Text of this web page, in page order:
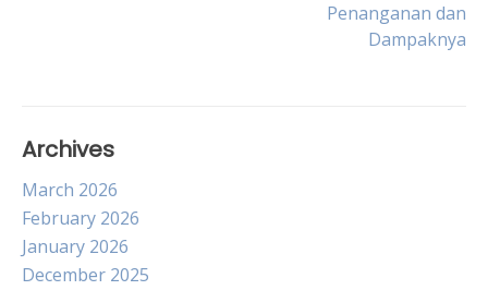
Penanganan dan
Dampaknya
Archives
March 2026
February 2026
January 2026
December 2025